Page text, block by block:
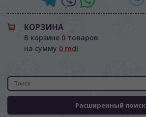
КОРЗИНА
В корзине 0 товаров
на сумму 0 mdl
Расширенный поиск